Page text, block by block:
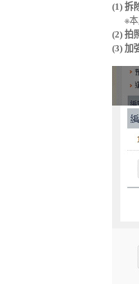
(1) 拆
※本
(2) 拍
(3) 加